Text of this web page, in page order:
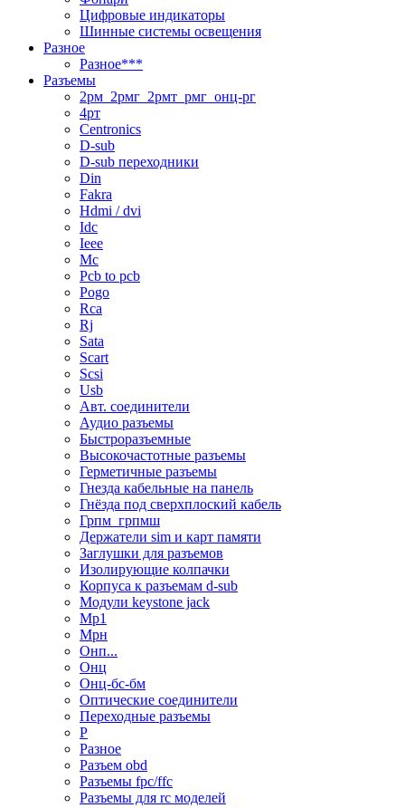
Цифровые индикаторы
Шинные системы освещения
Разное
Разное***
Разъемы
2рм_2рмг_2рмт_рмг_онц-рг
4рт
Centronics
D-sub
D-sub переходники
Din
Fakra
Hdmi / dvi
Idc
Ieee
Mc
Pcb to pcb
Pogo
Rca
Rj
Sata
Scart
Scsi
Usb
Авт. соединители
Аудио разъемы
Быстроразъемные
Высокочастотные разъемы
Герметичные разъемы
Гнезда кабельные на панель
Гнёзда под сверхплоский кабель
Грпм_грпмш
Держатели sim и карт памяти
Заглушки для разъемов
Изолирующие колпачки
Корпуса к разъемам d-sub
Модули keystone jack
Мр1
Мрн
Онп...
Онц
Онц-бс-бм
Оптические соединители
Переходные разъемы
Р
Разное
Разъем obd
Разъемы fpc/ffc
Разъемы для rc моделей